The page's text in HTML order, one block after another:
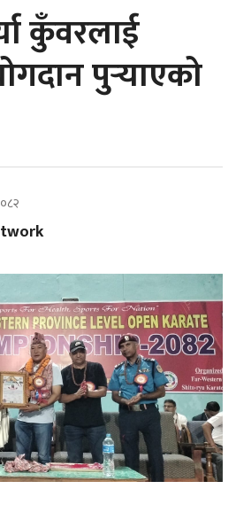
कुँवरलाई
पुर्‍याएको